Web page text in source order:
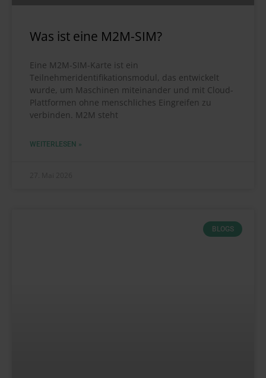
Was ist eine M2M-SIM?
Eine M2M-SIM-Karte ist ein
Teilnehmeridentifikationsmodul, das entwickelt
wurde, um Maschinen miteinander und mit Cloud-
Plattformen ohne menschliches Eingreifen zu
verbinden. M2M steht
WEITERLESEN »
BLOGS